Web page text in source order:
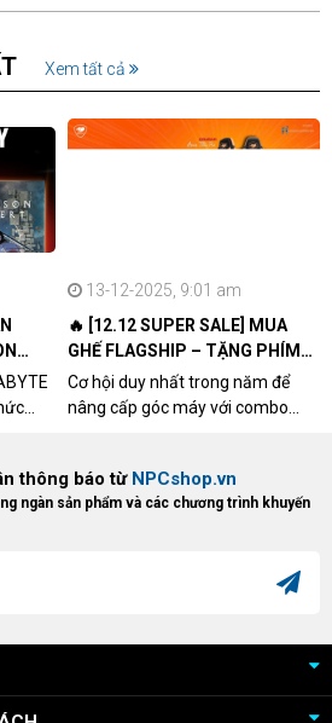
Xem tất cả
&
13-12-2025, 9:01 am
🔥 [12.12 SUPER SALE] MUA
GHẾ FLAGSHIP – TẶNG PHÍM
CƠ XỊN
Cơ hội duy nhất trong năm để
nâng cấp góc máy với combo
dòng ghế Gaming cao cấp nhất,
bạn sẽ nhận ngay quà tặng trị giá
thông báo từ NPCshop.vn
ngàn sản phẩm và các chương trình khuyến